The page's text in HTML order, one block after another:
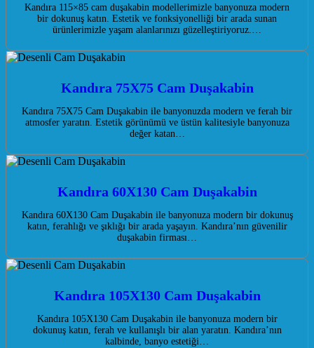
Kandıra 115×85 cam duşakabin modellerimizle banyonuza modern
bir dokunuş katın. Estetik ve fonksiyonelliği bir arada sunan
ürünlerimizle yaşam alanlarınızı güzelleştiriyoruz.…
Kandıra 75X75 Cam Duşakabin
Kandıra 75X75 Cam Duşakabin ile banyonuzda modern ve ferah bir
atmosfer yaratın. Estetik görünümü ve üstün kalitesiyle banyonuza
değer katan…
Kandıra 60X130 Cam Duşakabin
Kandıra 60X130 Cam Duşakabin ile banyonuza modern bir dokunuş
katın, ferahlığı ve şıklığı bir arada yaşayın. Kandıra’nın güvenilir
duşakabin firması…
Kandıra 105X130 Cam Duşakabin
Kandıra 105X130 Cam Duşakabin ile banyonuza modern bir
dokunuş katın, ferah ve kullanışlı bir alan yaratın. Kandıra’nın
kalbinde, banyo estetiği…